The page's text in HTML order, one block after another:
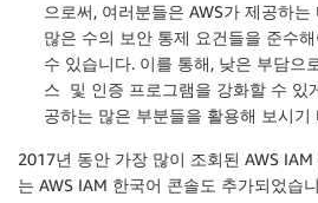
으로써, 여러분들은 AWS가 제공하
많은 수의 보안 통제 요건들을 준수
수 있습니다. 이를 통해, 낮은 부담으
스 및 인증 프로그램을 강화할 수 있
공하는 많은 부분들을 활용해 보시기
2017년 동안 가장 많이 조회된 AWS
는 AWS IAM 한국어 콘솔도 추가되었습